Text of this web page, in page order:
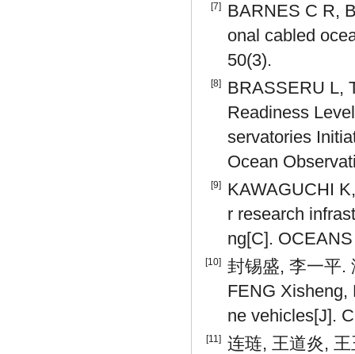
[7]
BARNES C R,
onal cabled
50(3).
[8]
BRASSERU L,
Readiness
servatories
Ocean
[9]
KAWAGUCHI
r research
ng[C].
[10]
封锡盛, 李一平.
FENG Xisheng,
ne vehicles[J].
[11]
连琏, 王道炎,